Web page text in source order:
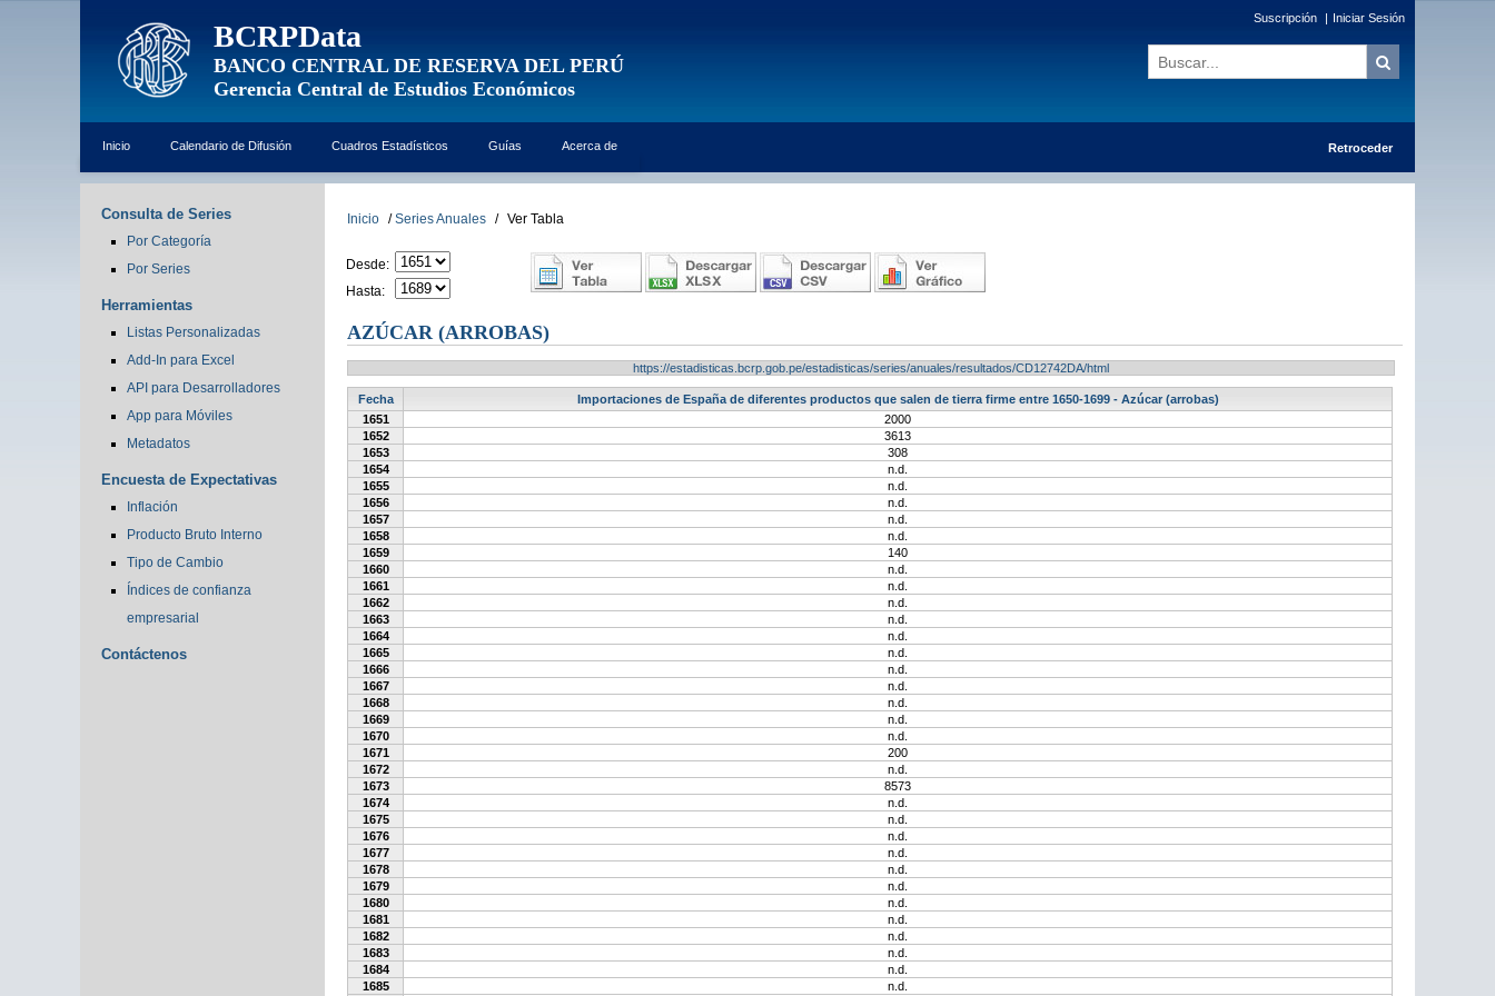
BCRPData
BANCO CENTRAL DE RESERVA DEL PERÚ
Gerencia Central de Estudios Económicos
Suscripción | Iniciar Sesión
Inicio Calendario de Difusión Cuadros Estadísticos Guías Acerca de Retroceder
Consulta de Series
Por Categoría
Por Series
Herramientas
Listas Personalizadas
Add-In para Excel
API para Desarrolladores
App para Móviles
Metadatos
Encuesta de Expectativas
Inflación
Producto Bruto Interno
Tipo de Cambio
Índices de confianza
empresarial
Contáctenos
Inicio / Series Anuales / Ver Tabla
Desde:
Hasta:
AZÚCAR (ARROBAS)
https://estadisticas.bcrp.gob.pe/estadisticas/series/anuales/resultados/CD12742DA/html
Fecha
Importaciones de España de diferentes productos que salen de tierra firme entre 1650-1699 - Azúcar (arrobas)
1651
2000
1652
3613
1653
308
1654
n.d.
1655
n.d.
1656
n.d.
1657
n.d.
1658
n.d.
1659
140
1660
n.d.
1661
n.d.
1662
n.d.
1663
n.d.
1664
n.d.
1665
n.d.
1666
n.d.
1667
n.d.
1668
n.d.
1669
n.d.
1670
n.d.
1671
200
1672
n.d.
1673
8573
1674
n.d.
1675
n.d.
1676
n.d.
1677
n.d.
1678
n.d.
1679
n.d.
1680
n.d.
1681
n.d.
1682
n.d.
1683
n.d.
1684
n.d.
1685
n.d.